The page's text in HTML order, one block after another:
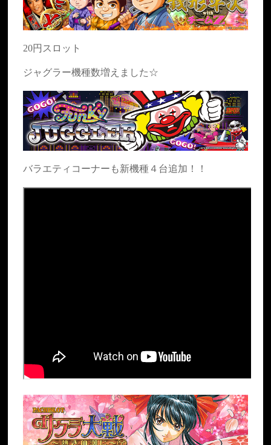
20円スロット
ジャグラー機種数増えました☆
バラエティコーナーも新機種４台追加！！